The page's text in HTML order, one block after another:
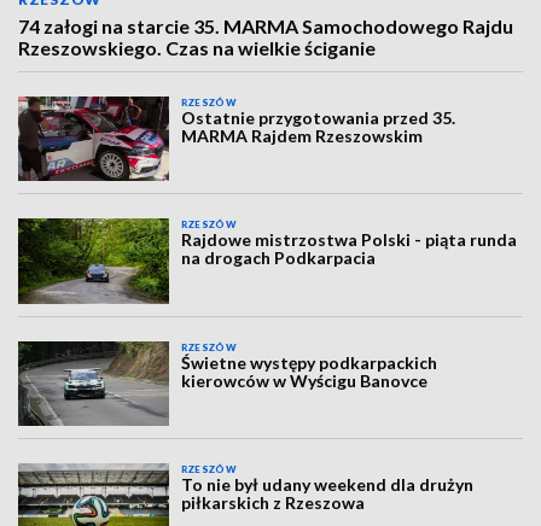
74 załogi na starcie 35. MARMA Samochodowego Rajdu
Rzeszowskiego. Czas na wielkie ściganie
RZESZÓW
Ostatnie przygotowania przed 35.
MARMA Rajdem Rzeszowskim
RZESZÓW
Rajdowe mistrzostwa Polski - piąta runda
na drogach Podkarpacia
RZESZÓW
Świetne występy podkarpackich
kierowców w Wyścigu Banovce
RZESZÓW
To nie był udany weekend dla drużyn
piłkarskich z Rzeszowa